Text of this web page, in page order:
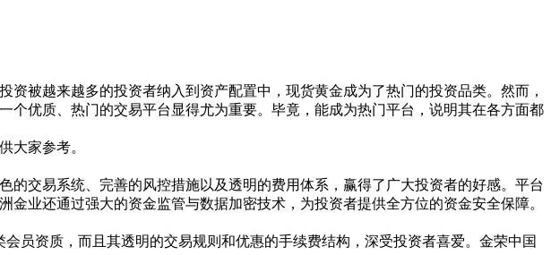
被越来越多的投资者纳入到资产配置中，现货黄金成为了热门的投资品类。然而，
优质、热门的交易平台显得尤为重要。毕竟，能成为热门平台，说明其在各方面都
大家参考。
交易系统、完善的风控措施以及透明的费用体系，赢得了广大投资者的好感。平台
金业还通过强大的资金监管与数据加密技术，为投资者提供全方位的资金安全保障。
会员资质，而且其透明的交易规则和优惠的手续费结构，深受投资者喜爱。金荣中国